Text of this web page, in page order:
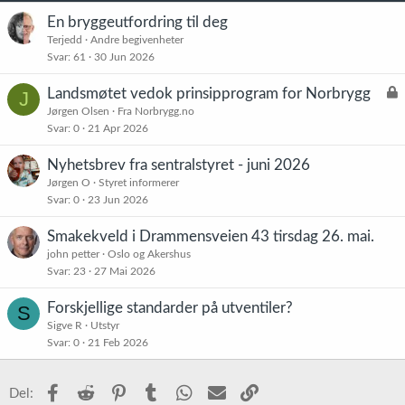
En bryggeutfordring til deg
Terjedd
Andre begivenheter
Svar 61 30 Jun 2026
J
L
Landsmøtet vedok prinsipprogram for Norbrygg
Jørgen Olsen
Fra Norbrygg.no
Svar 0 21 Apr 2026
Nyhetsbrev fra sentralstyret - juni 2026
Jørgen O
Styret informerer
Svar 0 23 Jun 2026
Smakekveld i Drammensveien 43 tirsdag 26. mai.
john petter
Oslo og Akershus
Svar 23 27 Mai 2026
S Forskjellige standarder på utventiler?
Sigve R
Utstyr
Svar 0 21 Feb 2026
Del: Facebook
Reddit PinterestTumblr WhatsApp
E-post